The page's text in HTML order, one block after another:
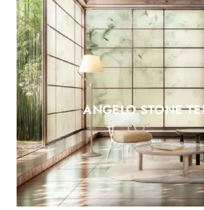
ANGELO STONE